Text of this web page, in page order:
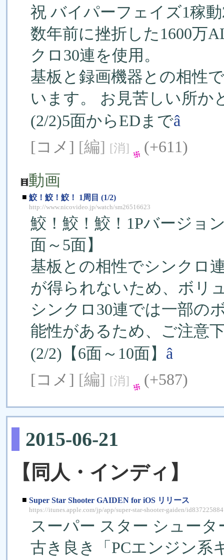
祝 バイパーフェイズ1稼
数年前に挫折した1600万
クロ30連を使用。
基板と録画機器との相性
います。 お見苦しい所か
(2/2)5面からEDまでâ
[コメ] [編] [消]
(+611)
動画
■ 鮫！鮫！鮫！ 1周目 (1/2)
http://www.nicovideo.jp/watch/sm26516623
鮫！鮫！鮫！1Pバージョ
面～5面】
基板との相性でシンクロ
が得られないため、ボリ
シンクロ30連では一部の
能性があるため、ご注意
(2/2)【6面～10面】 â
[コメ] [編] [消] (+587)
2015-06-21
【同人・インディ】
■ Super Star Shooter GAIDEN for iOS リリース
https://itunes.apple.com/jp/app/super-star-shooter-gaiden/id837225884
スーパー スター シュータ
古き良き「PCエンジン系